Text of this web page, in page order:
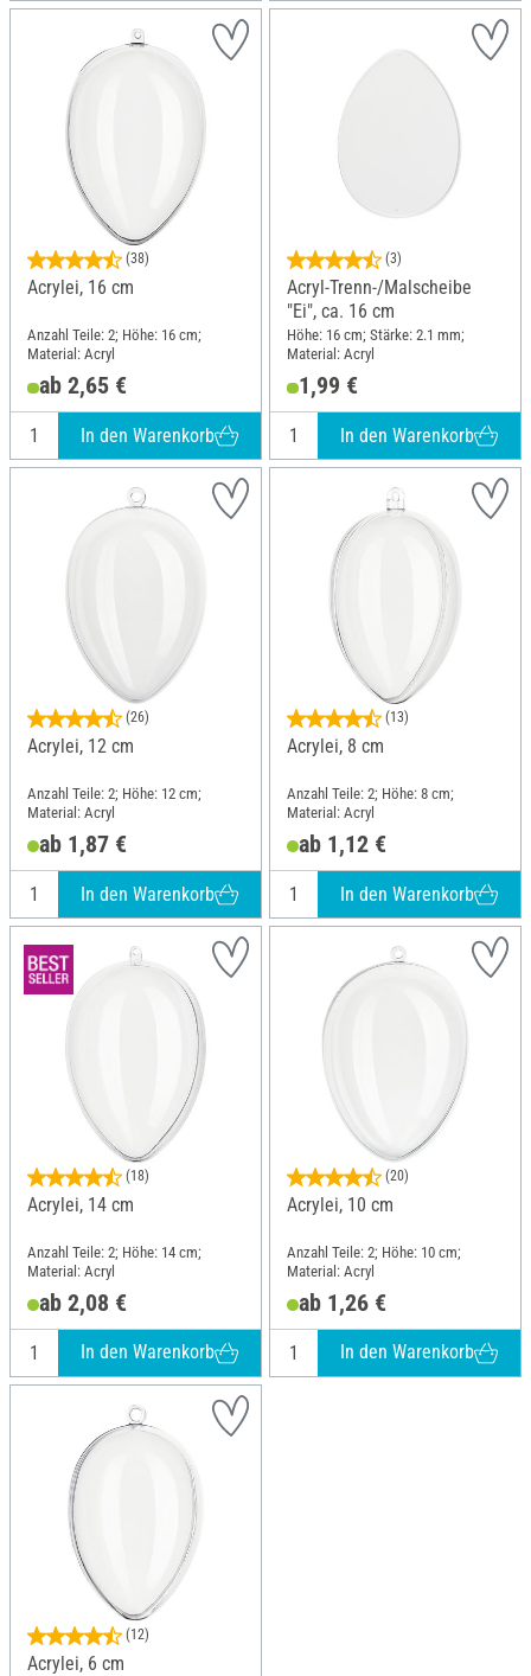
(38)
Acrylei, 16 cm
Anzahl Teile: 2; Höhe: 16 cm;
Material: Acryl
ab 2,65 €
In den Warenkorb
(3)
Acryl-Trenn-/Malscheibe
"Ei", ca. 16 cm
Höhe: 16 cm; Stärke: 2.1 mm;
Material: Acryl
1,99 €
In den Warenkorb
(26)
Acrylei, 12 cm
Anzahl Teile: 2; Höhe: 12 cm;
Material: Acryl
ab 1,87 €
In den Warenkorb
(13)
Acrylei, 8 cm
Anzahl Teile: 2; Höhe: 8 cm;
Material: Acryl
ab 1,12 €
In den Warenkorb
(18)
Acrylei, 14 cm
Anzahl Teile: 2; Höhe: 14 cm;
Material: Acryl
ab 2,08 €
In den Warenkorb
(20)
Acrylei, 10 cm
Anzahl Teile: 2; Höhe: 10 cm;
Material: Acryl
ab 1,26 €
In den Warenkorb
(12)
Acrylei, 6 cm